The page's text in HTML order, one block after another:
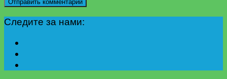
Следите за нами: